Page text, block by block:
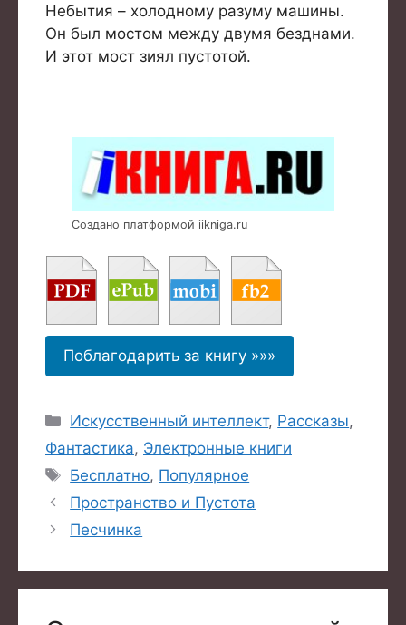
Небытия – холодному разуму машины.
Он был мостом между двумя безднами.
И этот мост зиял пустотой.
Создано платформой iikniga.ru
Поблагодарить за книгу »»»
Рубрики
Искусственный интеллект, Рассказы,
Фантастика, Электронные книги
Метки
Бесплатно, Популярное
Пространство и Пустота
Песчинка